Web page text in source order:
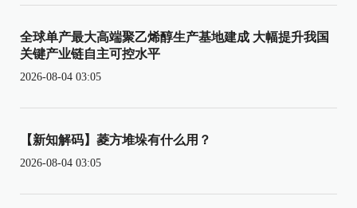
全球单产最大高端聚乙烯醇生产基地建成 大幅提升我国
关键产业链自主可控水平
2026-08-04 03:05
【新知解码】菱方堆垛有什么用？
2026-08-04 03:05